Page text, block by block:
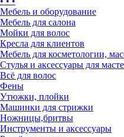
Мебель и оборудование
Мебель для салона
Мойки для волос
Кресла для клиентов
Мебель для косметологии,
Стулья и аксессуары для
Всё для волос
Фены
Утюжки, плойки
Машинки для стрижки
Ножницы,бритвы
Инструменты и аксессуары